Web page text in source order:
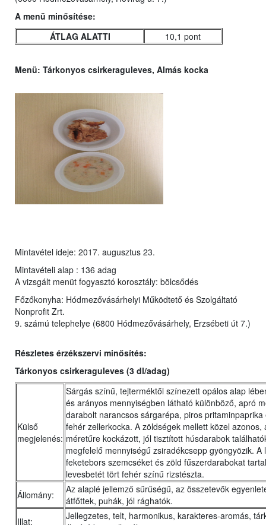
A menü minősítése:
ÁTLAG ALATTI
10,1 pont
Menü: Tárkonyos csirkeraguleves, Almás kocka
Mintavétel ideje: 2017. augusztus 23.
Mintavételi alap : 136 adag
A vizsgált menüt fogyasztó korosztály: bölcsődés
Főzőkonyha: Hódmezővásárhelyi Működtető és Szolgáltató
Nonprofit Zrt.
9. számú telephelye (6800 Hódmezővásárhely, Erzsébeti út 7.)
Részletes érzékszervi minősítés:
Tárkonyos csirkeraguleves (3 dl/adag)
Külső
megjelenés:
Sárgás színű, tejterméktől színezett opálos alap
és arányos mennyiségben látható különböző, apró
darabolt narancsos sárgarépa, piros pritaminpaprika
fehér zellerkocka. A zöldségek mellett közel azonos,
méretűre kockázott, jól tisztított húsdarabok
megfelelő mennyiségű zsiradékcsepp gyöngyözik. A
feketebors szemcséket és zöld fűszerdarabokat
levesbetét tört fehér színű rizstészta.
Állomány:
Az alaplé jellemző sűrűségű, az összetevők
átfőttek, puhák, jól rághatók.
Illat:
Jellegzetes, telt, harmonikus, karakteres-aromás,